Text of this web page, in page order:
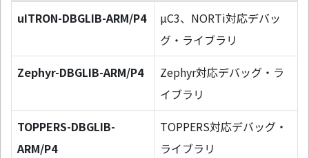
uITRON-DBGLIB-ARM/P4
µC3、NORTi対応デバッ
グ・ライブラリ
Zephyr-DBGLIB-ARM/P4
Zephyr対応デバッグ・ラ
イブラリ
TOPPERS-DBGLIB-
ARM/P4
TOPPERS対応デバッグ・
ライブラリ